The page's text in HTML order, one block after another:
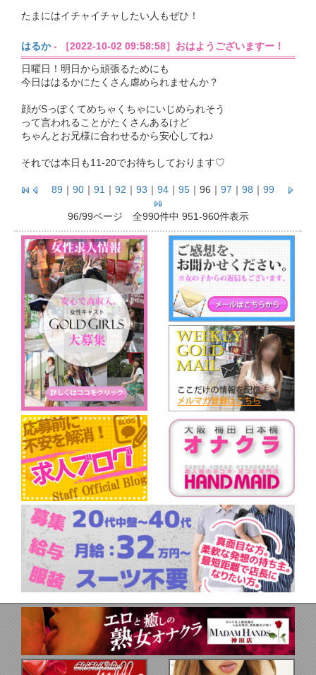
たまにはイチャイチャしたい人もぜひ！
はるか- ［2022-10-02 09:58:58］おはようございますー！
日曜日！明日から頑張るためにも
今日ははるかにたくさん虐められませんか？
顔がSっぽくてめちゃくちゃにいじめられそう
って言われることがたくさんあるけど
ちゃんとお兄様に合わせるから安心してね♪
それでは本日も11-20でお待ちしております♡
89 ｜ 90 ｜ 91 ｜ 92 ｜ 93 ｜ 94 ｜ 95 ｜ 96 ｜ 97 ｜ 98 ｜ 99
96/99ページ 全990件中 951-960件表示